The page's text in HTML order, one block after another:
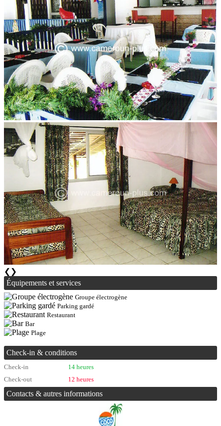
❮ ❯
Équipements et services
Groupe électrogène
Parking gardé
Restaurant
Bar
Plage
Check-in & conditions
Check-in
14 heures
Check-out
12 heures
Contacts & autres informations